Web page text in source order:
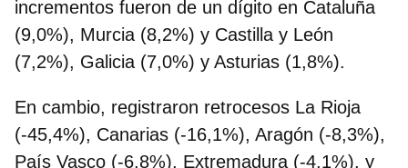
incrementos fueron de un dígito en Cataluña
(9,0%), Murcia (8,2%) y Castilla y León
(7,2%), Galicia (7,0%) y Asturias (1,8%).
En cambio, registraron retrocesos La Rioja
(-45,4%), Canarias (-16,1%), Aragón (‑8,3%),
País Vasco (-6,8%), Extremadura (-4,1%), y